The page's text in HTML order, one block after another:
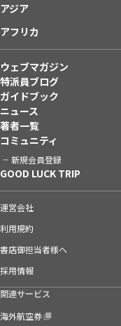
アジア
アフリカ
ウェブマガジン
特派員ブログ
ガイドブック
ニュース
著者一覧
コミュニティ
新規会員登録
GOOD LUCK TRIP
運営会社
利用規約
書店御担当者様へ
採用情報
関連サービス
海外航空券